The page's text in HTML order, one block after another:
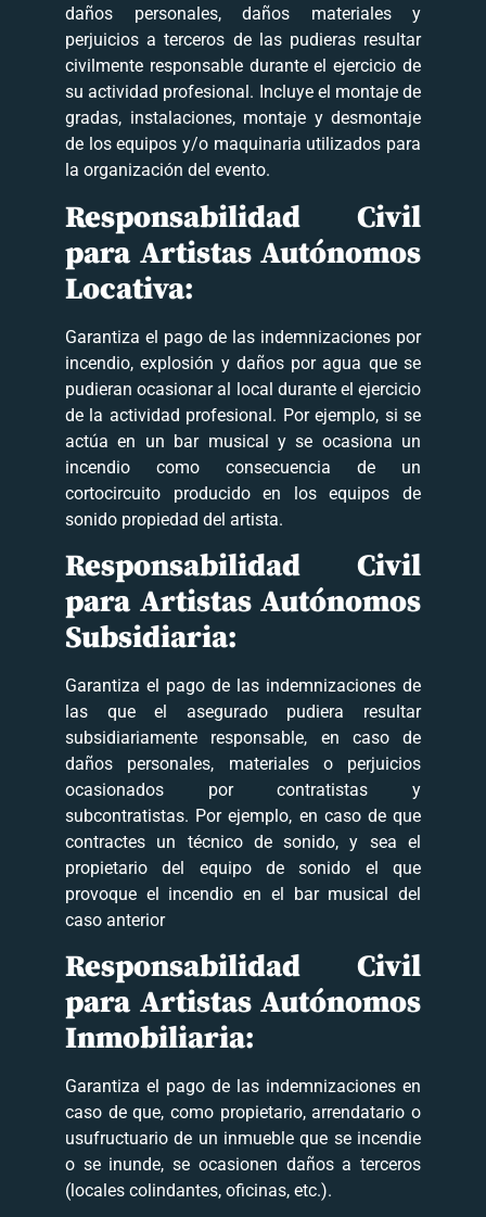
daños personales, daños materiales y
perjuicios a terceros de las pudieras resultar
civilmente responsable durante el ejercicio de
su actividad profesional. Incluye el montaje de
gradas, instalaciones, montaje y desmontaje
de los equipos y/o maquinaria utilizados para
la organización del evento.
Responsabilidad Civil
para Artistas Autónomos
Locativa:
Garantiza el pago de las indemnizaciones por
incendio, explosión y daños por agua que se
pudieran ocasionar al local durante el ejercicio
de la actividad profesional. Por ejemplo, si se
actúa en un bar musical y se ocasiona un
incendio como consecuencia de un
cortocircuito producido en los equipos de
sonido propiedad del artista.
Responsabilidad Civil
para Artistas Autónomos
Subsidiaria:
Garantiza el pago de las indemnizaciones de
las que el asegurado pudiera resultar
subsidiariamente responsable, en caso de
daños personales, materiales o perjuicios
ocasionados por contratistas y
subcontratistas. Por ejemplo, en caso de que
contractes un técnico de sonido, y sea el
propietario del equipo de sonido el que
provoque el incendio en el bar musical del
caso anterior
Responsabilidad Civil
para Artistas Autónomos
Inmobiliaria:
Garantiza el pago de las indemnizaciones en
caso de que, como propietario, arrendatario o
usufructuario de un inmueble que se incendie
o se inunde, se ocasionen daños a terceros
(locales colindantes, oficinas, etc.).